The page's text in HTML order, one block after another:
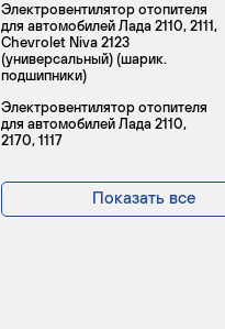
Электровентилятор отопителя
для автомобилей Лада 2110, 2111,
Chevrolet Niva 2123
(универсальный) (шарик.
подшипники)
Электровентилятор отопителя
для автомобилей Лада 2110,
2170, 1117
Показать все